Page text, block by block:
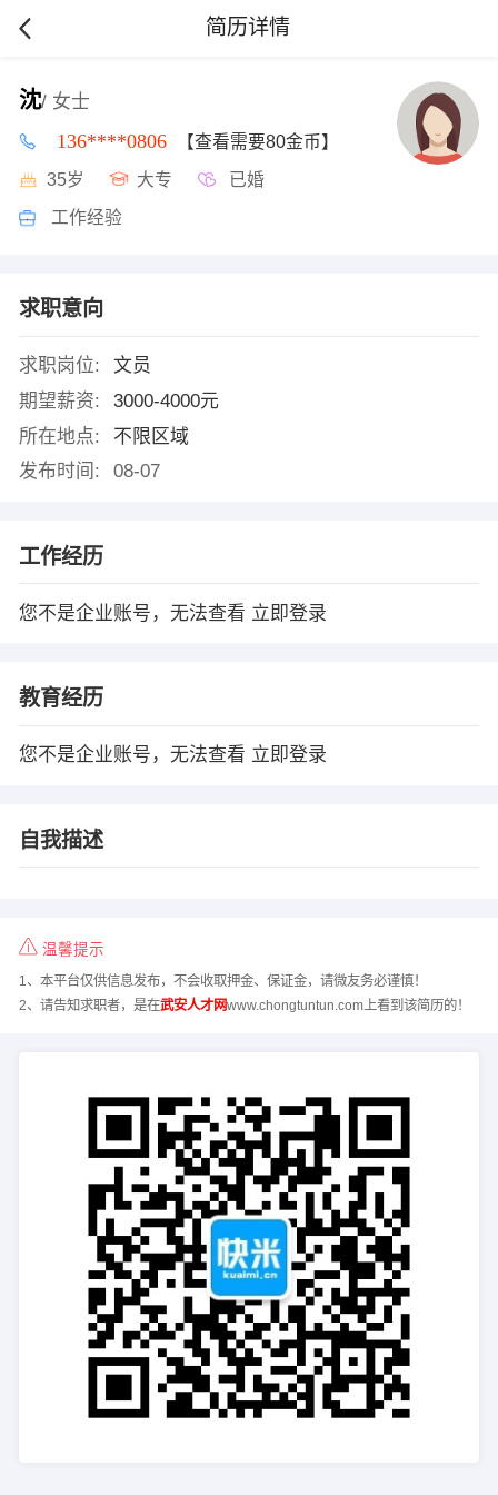
简历详情
沈/ 女士
136****0806 【查看需要80金币】
35岁 大专 已婚
工作经验
求职意向
求职岗位:
文员
期望薪资:
3000-4000元
所在地点:
不限区域
发布时间:
08-07
工作经历
您不是企业账号，无法查看 立即登录
教育经历
您不是企业账号，无法查看 立即登录
自我描述
温馨提示
1、本平台仅供信息发布，不会收取押金、保证金，请微友务必谨慎！
2、请告知求职者，是在武安人才网www.chongtuntun.com上看到该简历的！